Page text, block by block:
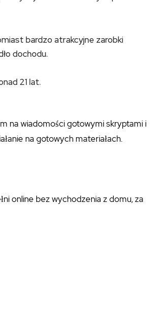
bardzo atrakcyjne zarobki
dochodu.
21 lat.
na wiadomości gotowymi skryptami i
na gotowych materiałach.
online bez wychodzenia z domu, za